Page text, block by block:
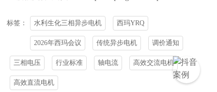
标签： 水利生化三相异步电机 西玛YRQ
2026年西玛会议 传统异步电机 调价通知
三相电压 行业标准 轴电流 高效交流电机
高效直流电机